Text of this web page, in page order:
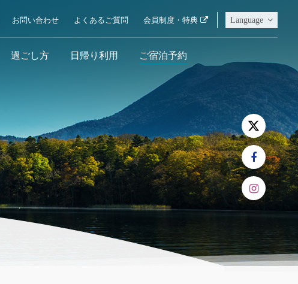
お問い合わせ よくあるご質問 会員制度・特典 Language
過ごし方 日帰り利用 ご宿泊予約